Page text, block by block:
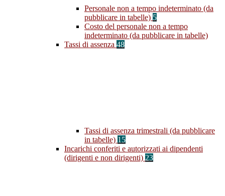
Personale non a tempo indeterminato (da
pubblicare in tabelle) 5
Costo del personale non a tempo
indeterminato (da pubblicare in tabelle)
Tassi di assenza 48
Tassi di assenza trimestrali (da pubblicare
in tabelle) 15
Incarichi conferiti e autorizzati ai dipendenti
(dirigenti e non dirigenti) 23